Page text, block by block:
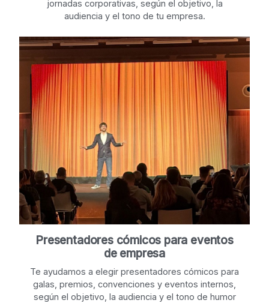
jornadas corporativas, según el objetivo, la
audiencia y el tono de tu empresa.
Presentadores cómicos para eventos
de empresa
Te ayudamos a elegir presentadores cómicos para
galas, premios, convenciones y eventos internos,
según el objetivo, la audiencia y el tono de humor